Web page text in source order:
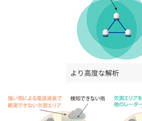
より高度な解析